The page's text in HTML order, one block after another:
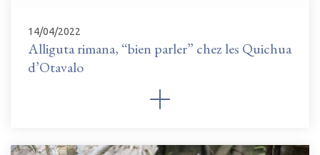
14/04/2022
Alliguta rimana, “bien parler” chez les Quichua
d’Otavalo